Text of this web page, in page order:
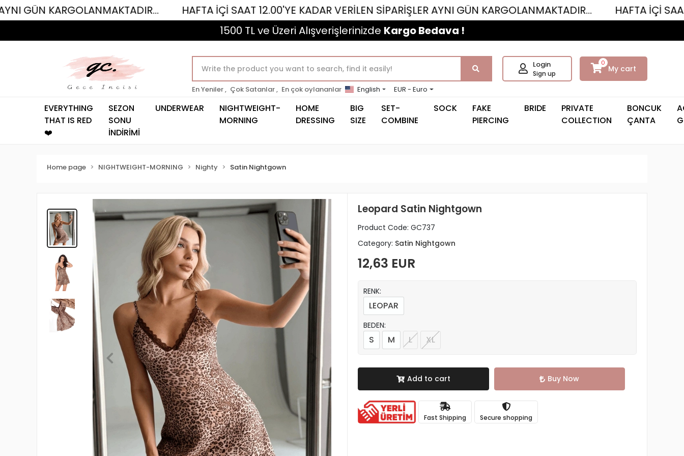
HAFTA İÇİ SAAT 12.00'YE KADAR VERİLEN SİPARİŞLER AYNI GÜN KARGOLANMAKTADIR...
HAFTA İÇİ SAAT 12.00'YE
1500 TL ve Üzeri Alışverişlerinizde Kargo Bedava !
En Yeniler , Çok Satanlar , En çok oylananlar English EUR - Euro
Login
Sign up
0
My cart
EVERYTHING
THAT IS RED
❤️
SEZON
SONU
İNDİRİMİ
UNDERWEAR
NIGHTWEIGHT-
MORNING
HOME
DRESSING
BIG
SIZE
SET-
COMBINE
SOCK
FAKE
PIERCING
BRIDE
PRIVATE
COLLECTION
BONCUK
ÇANTA
Home page NIGHTWEIGHT-MORNING Nighty Satin Nightgown
Leopard Satin Nightgown
Product Code: GC737
Category: Satin Nightgown
12,63 EUR
RENK:
LEOPAR
BEDEN:
S M L XL
Add to cart Buy Now
Fast Shipping Secure shopping